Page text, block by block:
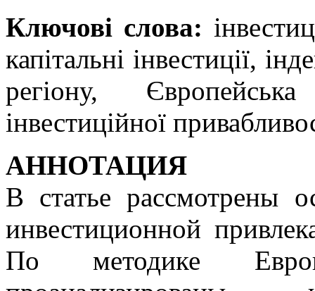
Ключові слова:
капітальні інвестиції,
регіону,
інвестиційної
АННОТАЦИЯ
В статье рассмотрены
инвестиционной
По методике